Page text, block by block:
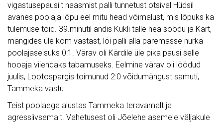
vigastusepausilt naasmist palli tunnetust otsival Hüdsil
avanes poolaja lõpu eel mitu head võimalust, mis lõpuks ka
tulemuse tõid. 39.minutil andis Kukli talle hea söödu ja Kärt,
mängides üle kom vastast, lõi palli alla paremasse nurka
poolajaseisuks 0:1. Värav oli Kärdile üle pika pausi selle
hooaja viiendaks tabamuseks. Eelmine värav oli löödud
juulis, Lootospargis toimunud 2:0 võidumängust samuti,
Tammeka vastu.
Teist poolaega alustas Tammeka teravamalt ja
agressiivsemalt. Vahetusest oli Jõelehe asemele väljakule